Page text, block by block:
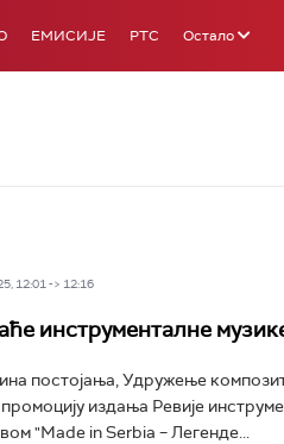
ЕМИСИЈЕ РТС Остало
12:01 -> 12:16
инструменталне
постојања, Удружење
промоцију издања Ревије
"Made in Serbia – Легенде...